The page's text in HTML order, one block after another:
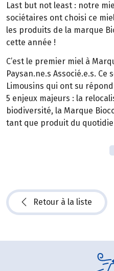
Last but not least : notre
sociétaires ont choisi ce
les produits de la marque
cette année !
C’est le premier miel à
Paysan.ne.s Associé.e.s. Ce
Limousins qui ont su
5 enjeux majeurs : la
biodiversité, la Marque
tant que produit du
Retour à la liste